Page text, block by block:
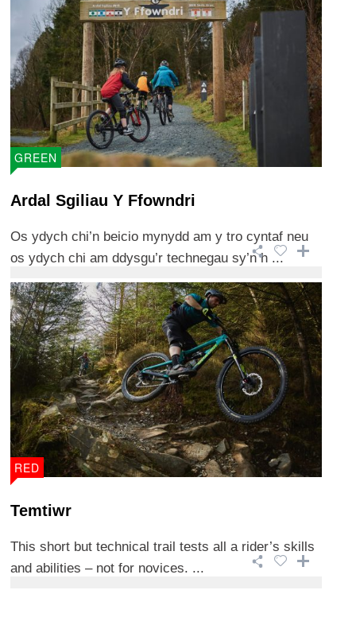
GREEN
Ardal Sgiliau Y Ffowndri
Os ydych chi’n beicio mynydd am y tro cyntaf neu
os ydych chi am ddysgu’r technegau sy’n h ...
RED
Temtiwr
This short but technical trail tests all a rider’s skills
and abilities – not for novices. ...